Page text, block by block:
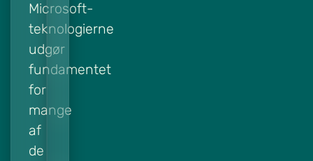
Microsoft-
teknologierne
udgør
fundamentet
for
mange
af
de